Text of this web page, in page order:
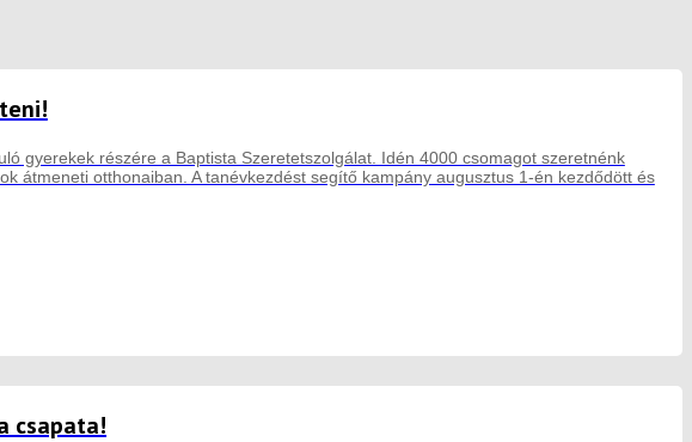
gyerekek részére a Baptista Szeretetszolgálat. Idén 4000 csomagot szeretnénk
átmeneti otthonaiban. A tanévkezdést segítő kampány augusztus 1-én kezdődött és
csapata!